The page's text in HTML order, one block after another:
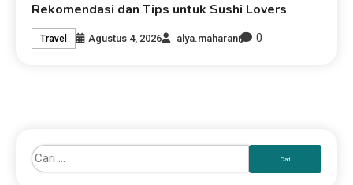
Rekomendasi dan Tips untuk Sushi Lovers
Travel Agustus 4, 2026 alya.maharani 0